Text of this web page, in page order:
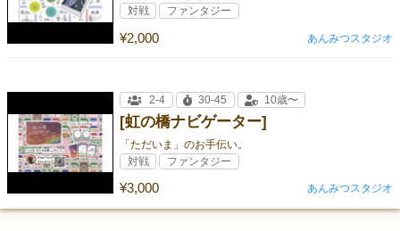
¥2,000
対戦 ファンタジー
あんみつスタジオ
[虹の橋ナビゲーター]
「ただいま」のお手伝い。
¥3,000
2-4 30-45 10歳〜
対戦 ファンタジー
あんみつスタジオ